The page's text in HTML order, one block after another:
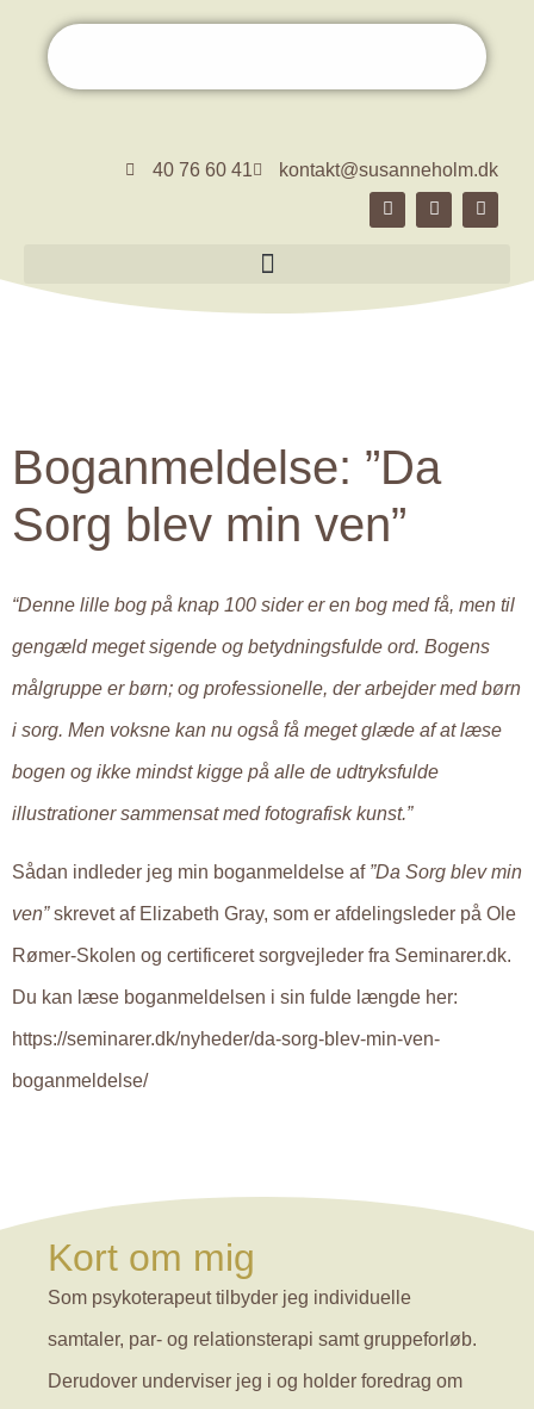
40 76 60 41 kontakt@susanneholm.dk
Boganmeldelse: ”Da
Sorg blev min ven”
“Denne lille bog på knap 100 sider er en bog med få, men til
gengæld meget sigende og betydningsfulde ord. Bogens
målgruppe er børn; og professionelle, der arbejder med børn
i sorg. Men voksne kan nu også få meget glæde af at læse
bogen og ikke mindst kigge på alle de udtryksfulde
illustrationer sammensat med fotografisk kunst.”
Sådan indleder jeg min boganmeldelse af ”Da Sorg blev min
ven”skrevet af Elizabeth Gray, som er afdelingsleder på Ole
Rømer-Skolen og certificeret sorgvejleder fra Seminarer.dk.
Du kan læse boganmeldelsen i sin fulde længde her:
https://seminarer.dk/nyheder/da-sorg-blev-min-ven-
boganmeldelse/
Kort om mig
Som psykoterapeut tilbyder jeg individuelle
samtaler, par- og relationsterapi samt gruppeforløb.
Derudover underviser jeg i og holder foredrag om